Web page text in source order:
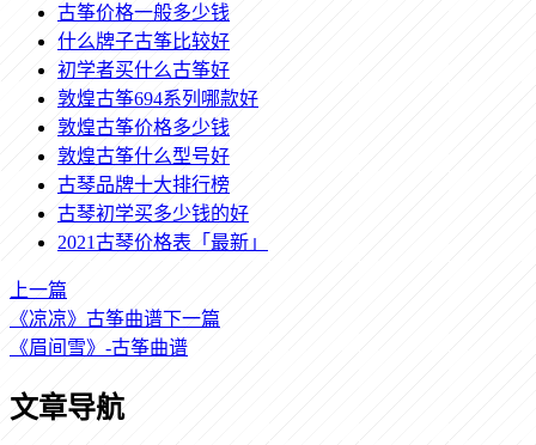
古筝价格一般多少钱
什么牌子古筝比较好
初学者买什么古筝好
敦煌古筝694系列哪款好
敦煌古筝价格多少钱
敦煌古筝什么型号好
古琴品牌十大排行榜
古琴初学买多少钱的好
2021古琴价格表「最新」
上一篇
《凉凉》古筝曲谱下一篇
《眉间雪》-古筝曲谱
文章导航